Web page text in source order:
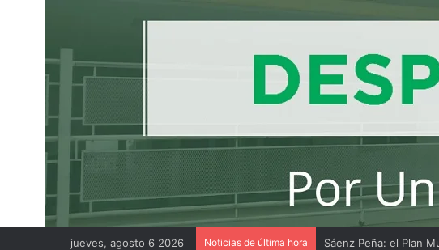
jueves, agosto 6 2026 Noticias de última hora Un municipio aprobó